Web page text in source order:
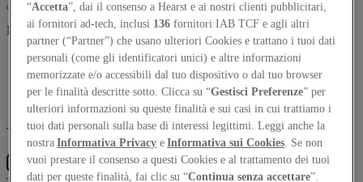
Nothing found
The Global Architecture Platforfm
“Accetta”, dai il consenso a Hearst e ai nostri clienti pubblicitari,
ai fornitori ad-tech, inclusi 136 fornitori IAB TCF e agli altri
partner (“Partner”) che usano ulteriori Cookies e trattano i tuoi dati
personali (come gli identificatori unici) e altre informazioni
memorizzate e/o accessibili dal tuo dispositivo o dal tuo browser
per le finalità descritte sotto. Clicca su “Gestisci Preferenze” per
ulteriori informazioni su queste finalità e sui casi in cui trattiamo i
tuoi dati personali sulla base di interessi legittimi. Leggi anche la
nostraInformativa Privacy eInformativa sui Cookies. Se non
vuoi prestare il consenso a questi Cookies e al trattamento dei tuoi
dati per queste finalità, fai clic su “Continua senza accettare”.